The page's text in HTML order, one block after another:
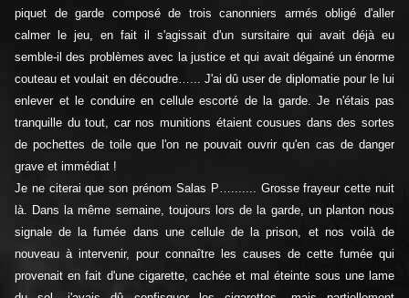
piquet de garde composé de trois canonniers armés obligé d'aller
calmer le jeu, en fait il s'agissait d'un sursitaire qui avait déjà eu
semble-il des problèmes avec la justice et qui avait dégainé un énorme
couteau et voulait en découdre…... J'ai dû user de diplomatie pour le lui
enlever et le conduire en cellule escorté de la garde. Je n'étais pas
tranquille du tout, car nos munitions étaient cousues dans des sortes
de pochettes de toile que l'on ne pouvait ouvrir qu'en cas de danger
grave et immédiat !
Je ne citerai que son prénom Salas P…....... Grosse frayeur cette nuit
là. Dans la même semaine, toujours lors de la garde, un planton nous
signale de la fumée dans une cellule de la prison, et nos voilà de
nouveau à intervenir, pour connaître les causes de cette fumée qui
provenait en fait d'une cigarette, cachée et mal éteinte sous une lame